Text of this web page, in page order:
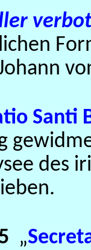
Santi
des
„